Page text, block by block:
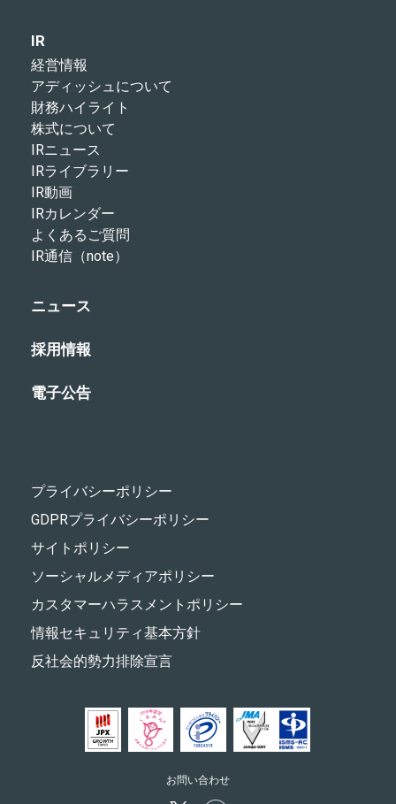
IR
経営情報
アディッシュについて
財務ハイライト
株式について
IRニュース
IRライブラリー
IR動画
IRカレンダー
よくあるご質問
IR通信（note）
ニュース
採用情報
電子公告
プライバシーポリシー
GDPRプライバシーポリシー
サイトポリシー
ソーシャルメディアポリシー
カスタマーハラスメントポリシー
情報セキュリティ基本方針
反社会的勢力排除宣言
お問い合わせ